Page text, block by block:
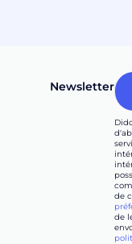
Newsletter
de
de